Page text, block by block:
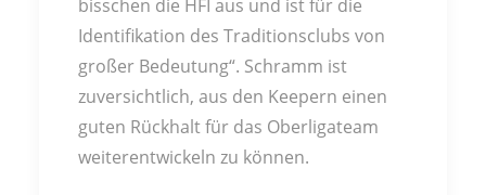
bisschen die HFI aus und ist für die
Identifikation des Traditionsclubs von
großer Bedeutung“. Schramm ist
zuversichtlich, aus den Keepern einen
guten Rückhalt für das Oberligateam
weiterentwickeln zu können.